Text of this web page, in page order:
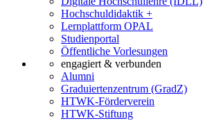
Hochschuldidaktik +
Lernplattform OPAL
Studienportal
Öffentliche Vorlesungen
engagiert & verbunden
Alumni
Graduiertenzentrum (GradZ)
HTWK-Förderverein
HTWK-Stiftung